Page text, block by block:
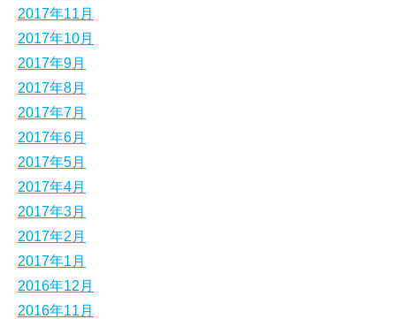
2017年11月
2017年10月
2017年9月
2017年8月
2017年7月
2017年6月
2017年5月
2017年4月
2017年3月
2017年2月
2017年1月
2016年12月
2016年11月